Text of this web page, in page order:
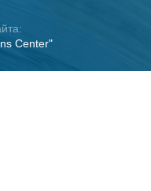
Center"